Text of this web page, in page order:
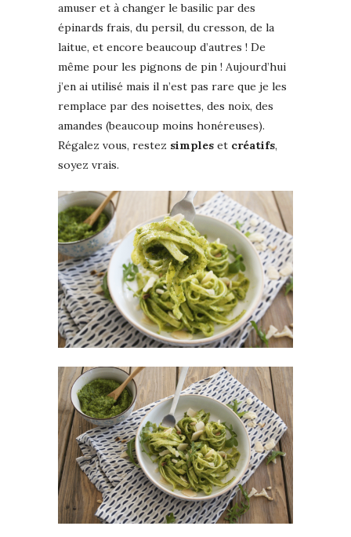
amuser et à changer le basilic par des
épinards frais, du persil, du cresson, de la
laitue, et encore beaucoup d’autres ! De
même pour les pignons de pin ! Aujourd’hui
j’en ai utilisé mais il n’est pas rare que je les
remplace par des noisettes, des noix, des
amandes (beaucoup moins honéreuses).
Régalez vous, restez simples et créatifs,
soyez vrais.